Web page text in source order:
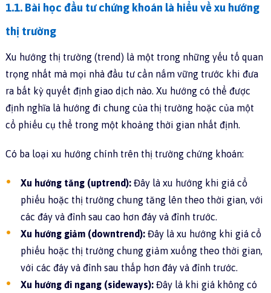
1.1.Bài học đầu tư chứng khoán là hiểuvề xu hướng
thị trường
Xu hướng thị trường (trend) là một trong những yếu tố quan
trọng nhất mà mọi nhà đầu tư cần nắm vững trước khi đưa
ra bất kỳ quyết định giao dịch nào. Xu hướng có thể được
định nghĩa là hướng đi chung của thị trường hoặc của một
cổ phiếu cụ thể trong một khoảng thời gian nhất định.
Có ba loại xu hướng chính trên thị trường chứng khoán:
Xu hướng tăng (uptrend):Đây là xu hướng khi giá cổ
phiếu hoặc thị trường chung tăng lên theo thời gian, với
các đáy và đỉnh sau cao hơn đáy và đỉnh trước.
Xu hướng giảm (downtrend):Đây là xu hướng khi giá cổ
phiếu hoặc thị trường chung giảm xuống theo thời gian,
với các đáy và đỉnh sau thấp hơn đáy và đỉnh trước.
Xu hướng đi ngang (sideways):Đây là khi giá không có